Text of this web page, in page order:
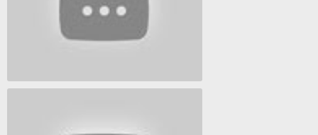
Lagu Timur yang Paling 2022